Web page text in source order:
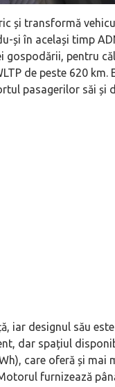
și transformă
și în același timp
gospodării, pentru
de peste 620 km.
pasagerilor săi și
iar designul său
dar spațiul
care oferă și
furnizează